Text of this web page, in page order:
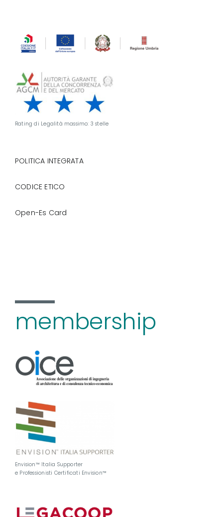
Rating di Legalità massimo: 3 stelle
POLITICA INTEGRATA
CODICE ETICO
Open-Es Card
membership
Envision™ Italia Supporter
e Professionisti Certificati Envision™